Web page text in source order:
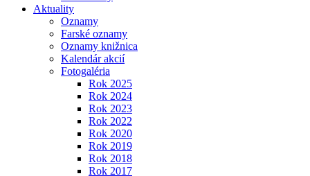
Aktuality
Oznamy
Farské oznamy
Oznamy knižnica
Kalendár akcií
Fotogaléria
Rok 2025
Rok 2024
Rok 2023
Rok 2022
Rok 2020
Rok 2019
Rok 2018
Rok 2017